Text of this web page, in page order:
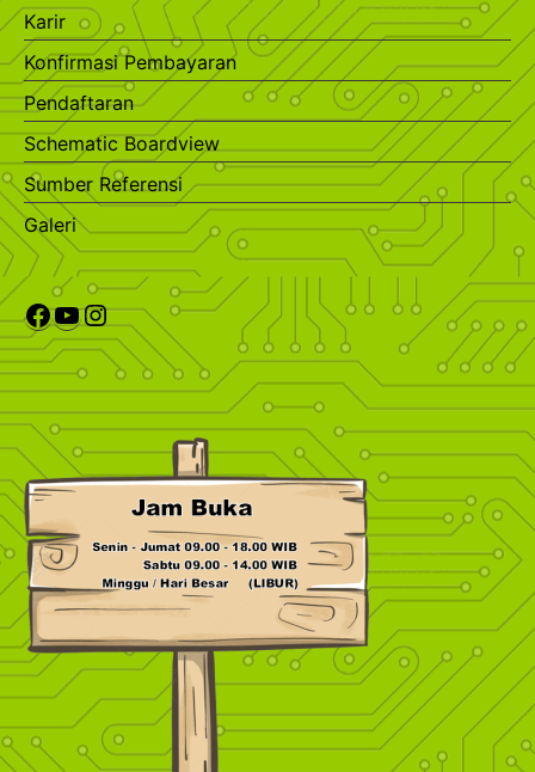
Karir
Konfirmasi Pembayaran
Pendaftaran
Schematic Boardview
Sumber Referensi
Galeri